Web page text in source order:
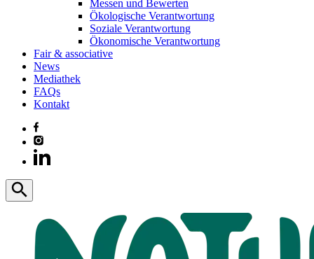
Messen und Bewerten
Ökologische Verantwortung
Soziale Verantwortung
Ökonomische Verantwortung
Fair & associative
News
Mediathek
FAQs
Kontakt